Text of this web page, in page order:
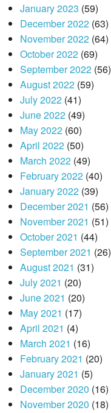
January 2023 (59)
December 2022(63)
November 2022(64)
October 2022(69)
September 2022(56)
August 2022(59)
July 2022(41)
June 2022(49)
May 2022(60)
April 2022(50)
March 2022(49)
February 2022(40)
January 2022(39)
December 2021 (56)
November 2021 (51)
October 2021 (44)
September 2021 (26)
August 2021 (31)
July 2021 (20)
June 2021 (20)
May 2021 (17)
April 2021 (4)
March 2021 (16)
February 2021 (20)
January 2021 (5)
December 2020 (16)
November 2020 (18)